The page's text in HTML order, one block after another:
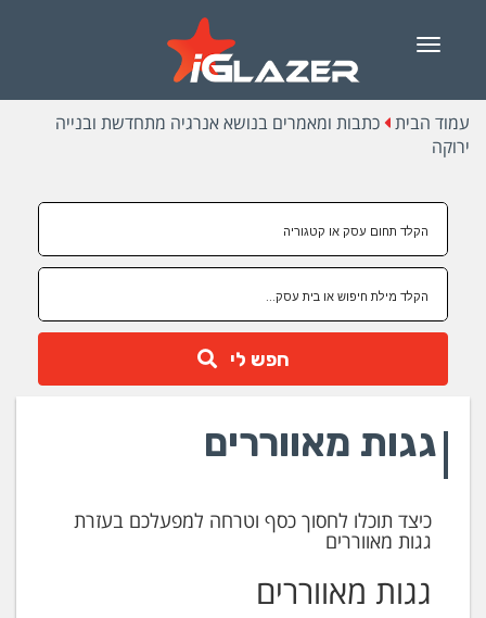
Menu
עמוד הבית
כתבות ומאמרים בנושא אנרגיה מתחדשת ובנייה
ירוקה
חפש לי
גגות מאווררים
כיצד תוכלו לחסוך כסף וטרחה למפעלכם בעזרת
גגות מאווררים
גגות מאווררים